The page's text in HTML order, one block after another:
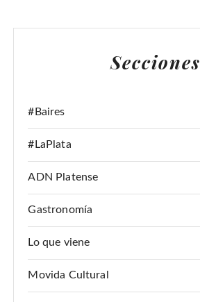
C
Secciones
#Baires
#LaPlata
ADN Platense
Gastronomía
Lo que viene
Movida Cultural